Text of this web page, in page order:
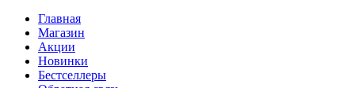
Главная
Магазин
Акции
Новинки
Бестселлеры